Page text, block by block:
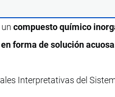
uncompuesto químico
forma de solución
Interpretativas del